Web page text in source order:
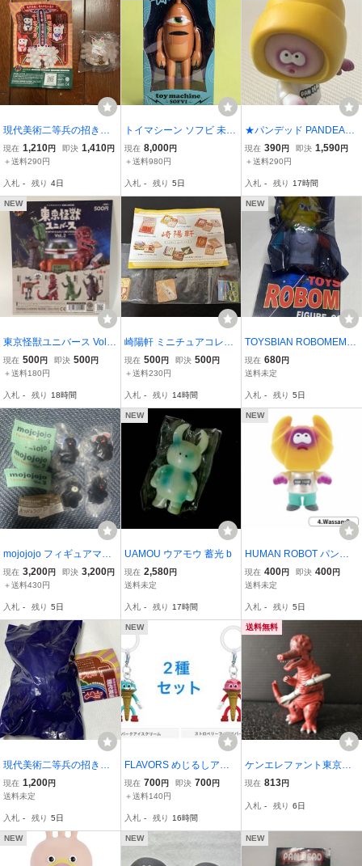
現代美術二等兵の招き
猫 千客万来ライライラ
イライライ
現在 1,210円 即決 1,410円
＋送料290円
入札 - 残り 4日
トイマシーン ソフビ 未開
封 エドテンプルトン マー
クゴンザレス zollmen IZU
ッド 真頭玩具 gyaromi 日
現在 8,000円
＋送料980円
入札 - 残り 5日
★パンデッド PANDEAD
フィギュアコレクション
フィギュア コロネン パン
現在 390円 即決 1,590円
＋送料290円
入札 - 残り 17時間
NEW
東京怪獣ユニバース Vol.2
フジサキタクマ 怪獣立体
図鑑 TOKYO KAIJU UNIV
紙 Z
現在 500円 即決 500円
＋送料180円
入札 - 残り 18時間
崎陽軒 ミニチュアコレク
ション2 初夏のかながわ
味わい弁当
現在 500円 即決 500円
＋送料230円
入札 - 残り 14時間
NEW
TOYSBIAN ROBOMEMY
ON フィギュアコレクシ
ョン トイズビアン ロ
ー ガチャ フィギュ
ア ケンエレファント
現在 680円
送料未定
入札 - 残り 5日
mojojojo フィギュアマス
コット ケンエレファント
5周年 全4種 黒 ブラック v
pu アート KENELE LIMIT
ED COLOR
現在 3,200円 即決 3,200円
＋送料430円
入札 - 残り 5日
NEW
UAMOU ウアモウ 蓄光 b
現在 2,580円
送料未定
入札 - 残り 17時間
NEW
HUMAN ROBOT パンデ
ッド フィギュアコレクシ
ョン ワッサン B ケンエレ
ックン コロネン カプセル
版 再販
現在 400円 即決 400円
送料未定
入札 - 残り 5日
現代美術二等兵の招き
猫 千客万来ライライラ
イライライ 未開封 フ
現在 1,200円
送料未定
入札 - 残り 5日
NEW
FLAVORS めじるしアク
セサリー トゥインクルス
パークアイスクリーム ス
ム 2種 ガチャ フィギュア
フレーバーズ
現在 700円 即決 700円
＋送料140円
入札 - 残り 16時間
送料無料
ケンエレファント東京怪
獣ユニバースVol2 メテゴ
札前は必ず商品説明をご
現在 813円
入札 - 残り 6日
NEW NEW NEW